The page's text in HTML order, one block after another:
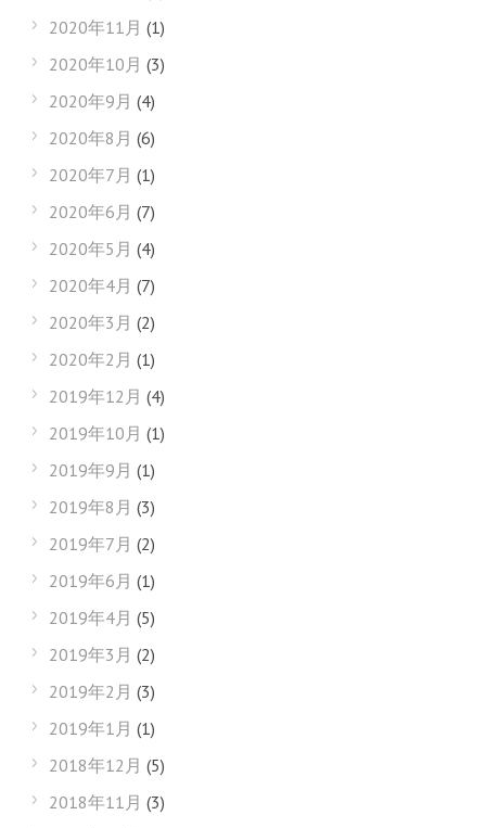
2020年11月 (1)
2020年10月 (3)
2020年9月 (4)
2020年8月 (6)
2020年7月 (1)
2020年6月 (7)
2020年5月 (4)
2020年4月 (7)
2020年3月 (2)
2020年2月 (1)
2019年12月 (4)
2019年10月 (1)
2019年9月 (1)
2019年8月 (3)
2019年7月 (2)
2019年6月 (1)
2019年4月 (5)
2019年3月 (2)
2019年2月 (3)
2019年1月 (1)
2018年12月 (5)
2018年11月 (3)